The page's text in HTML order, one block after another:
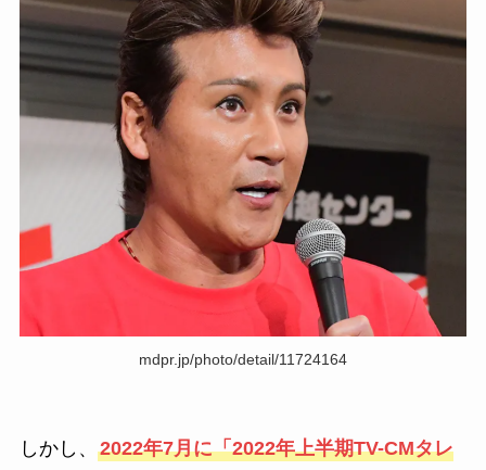
mdpr.jp/photo/detail/11724164
しかし、 2022年7月に「2022年上半期TV-CMタレ